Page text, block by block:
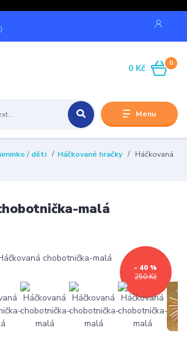
Menu
0
0 Kč
/ děti Háčkované hračky
Háčkovaná
malá
250 Kč
- 40 %